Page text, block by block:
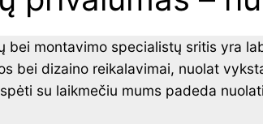
bei montavimo specialistų sritis yra
bei dizaino reikalavimai, nuolat
su laikmečiu mums padeda